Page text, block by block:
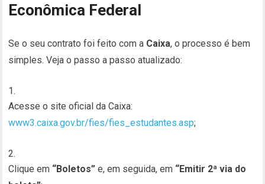
Econômica Federal
Se o seu contrato foi feito com a Caixa, o processo é bem
simples. Veja o passo a passo atualizado:
Acesse o site oficial da Caixa:
www3.caixa.gov.br/fies/fies_estudantes.asp;
Clique em “Boletos” e, em seguida, em “Emitir 2ª via do